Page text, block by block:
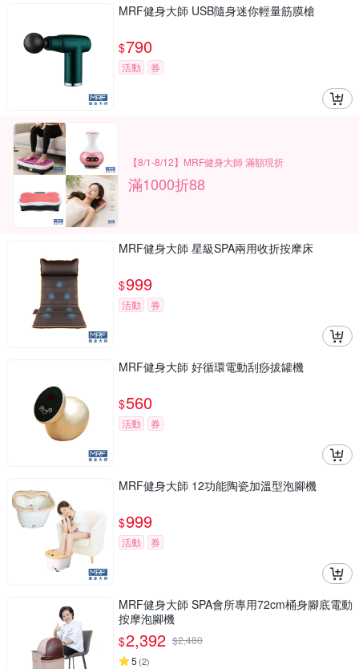
MRF健身大師 USB隨身迷你輕量筋膜槍
$790
活動 券
【8/1-8/12】MRF健身大師 滿額現折
滿1000折88
MRF健身大師 星級SPA兩用收折按摩床
$999
活動 券
MRF健身大師 好循環電動刮痧拔罐機
$560
活動 券
MRF健身大師 12功能陶瓷加溫型泡腳機
$999
活動 券
MRF健身大師 SPA會所專用72cm桶身腳底電動
按摩泡腳機
$2,392 $2,480
5 (2)